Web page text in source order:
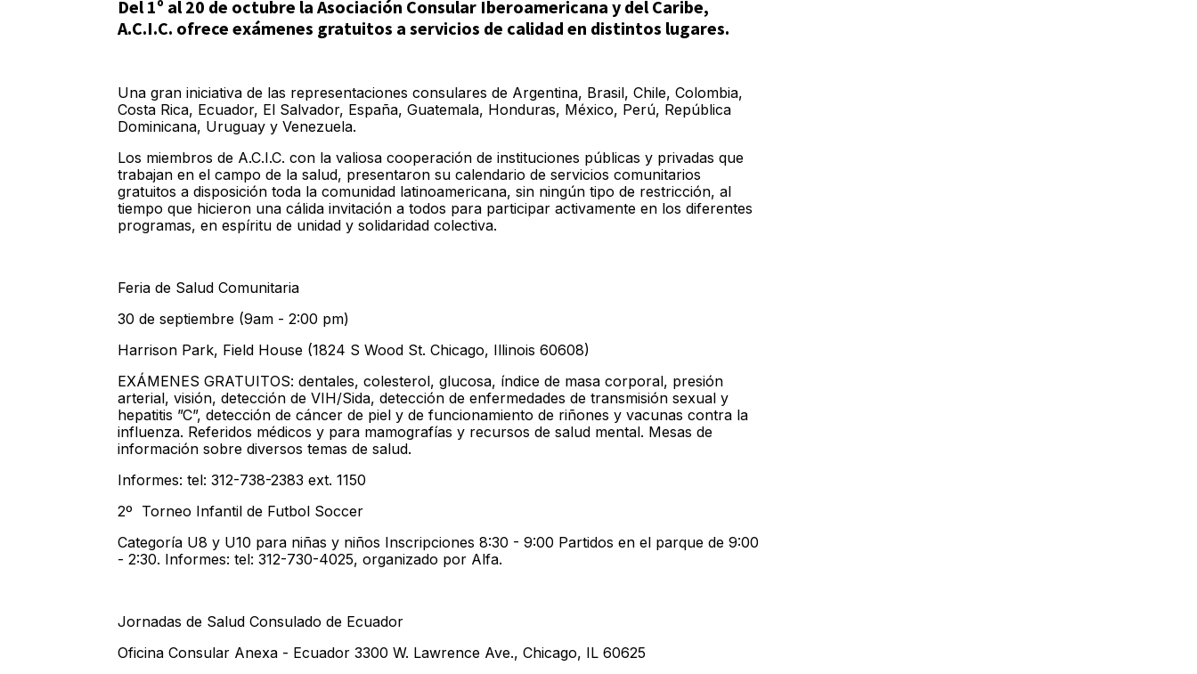
Del 1º al 20 de octubre la Asociación Consular Iberoamericana y del Caribe,
A.C.I.C. ofrece exámenes gratuitos a servicios de calidad en distintos lugares.
Una gran iniciativa de las representaciones consulares de Argentina, Brasil, Chile, Colombia,
Costa Rica, Ecuador, El Salvador, España, Guatemala, Honduras, México, Perú, República
Dominicana, Uruguay y Venezuela.
Los miembros de A.C.I.C. con la valiosa cooperación de instituciones públicas y privadas que
trabajan en el campo de la salud, presentaron su calendario de servicios comunitarios
gratuitos a disposición toda la comunidad latinoamericana, sin ningún tipo de restricción, al
tiempo que hicieron una cálida invitación a todos para participar activamente en los diferentes
programas, en espíritu de unidad y solidaridad colectiva.
Feria de Salud Comunitaria
30 de septiembre (9am - 2:00 pm)
Harrison Park, Field House (1824 S Wood St. Chicago, Illinois 60608)
EXÁMENES GRATUITOS: dentales, colesterol, glucosa, índice de masa corporal, presión
arterial, visión, detección de VIH/Sida, detección de enfermedades de transmisión sexual y
hepatitis ”C”, detección de cáncer de piel y de funcionamiento de riñones y vacunas contra la
influenza. Referidos médicos y para mamografías y recursos de salud mental. Mesas de
información sobre diversos temas de salud.
Informes: tel: 312-738-2383 ext. 1150
2º Torneo Infantil de Futbol Soccer
Categoría U8 y U10 para niñas y niños Inscripciones 8:30 - 9:00 Partidos en el parque de 9:00
- 2:30. Informes: tel: 312-730-4025, organizado por Alfa.
Jornadas de Salud Consulado de Ecuador
Oficina Consular Anexa - Ecuador 3300 W. Lawrence Ave., Chicago, IL 60625